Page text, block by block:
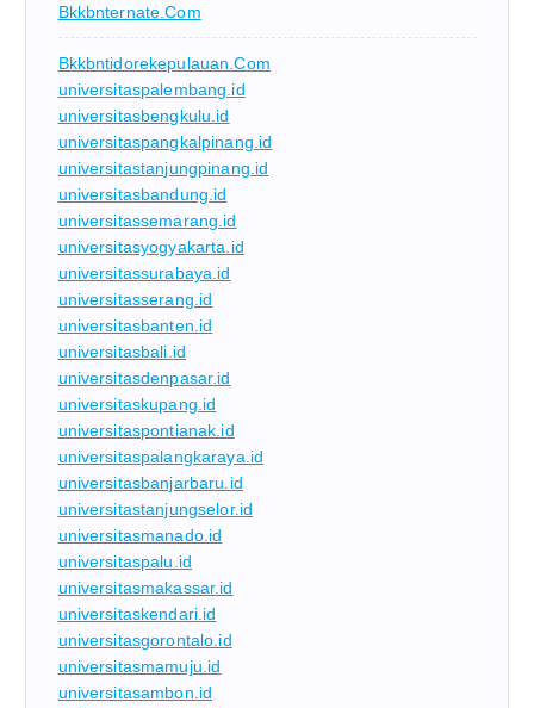
Bkkbnternate.com
Bkkbntidorekepulauan.com
universitaspalembang.id
universitasbengkulu.id
universitaspangkalpinang.id
universitastanjungpinang.id
universitasbandung.id
universitassemarang.id
universitasyogyakarta.id
universitassurabaya.id
universitasserang.id
universitasbanten.id
universitasbali.id
universitasdenpasar.id
universitaskupang.id
universitaspontianak.id
universitaspalangkaraya.id
universitasbanjarbaru.id
universitastanjungselor.id
universitasmanado.id
universitaspalu.id
universitasmakassar.id
universitaskendari.id
universitasgorontalo.id
universitasmamuju.id
universitasambon.id